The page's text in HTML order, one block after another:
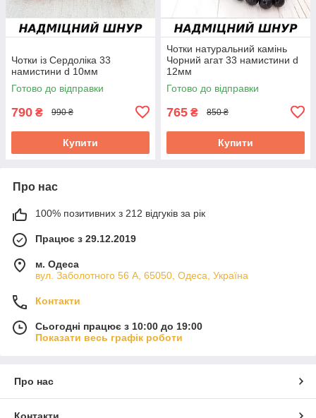
Чотки із Сердоліка 33
намистини d 10мм
Готово до відправки
790 ₴ 990 ₴
Купити
Чотки натуральний камінь
Чорний агат 33 намистини d
12мм
Готово до відправки
765 ₴ 850 ₴
Купити
Про нас
100% позитивних з 212 відгуків за рік
Працює з 29.12.2019
м. Одеса
вул. Заболотного 56 А, 65050, Одеса, Україна
Контакти
Сьогодні працює з 10:00 до 19:00
Показати весь графік роботи
Про нас